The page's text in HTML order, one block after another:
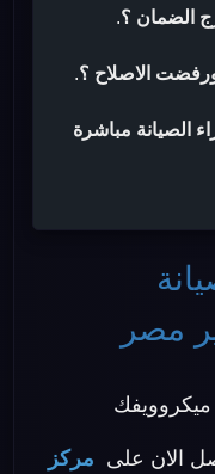
الضمان ؟.
الاصلاح ؟.
الصيانة مباشرة
مصر
الان على مركز